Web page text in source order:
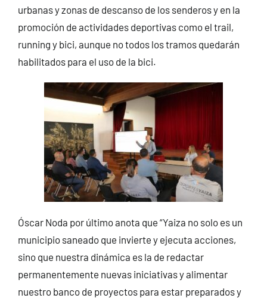
urbanas y zonas de descanso de los senderos y en la
promoción de actividades deportivas como el trail,
running y bici, aunque no todos los tramos quedarán
habilitados para el uso de la bici.
Óscar Noda por último anota que “Yaiza no solo es un
municipio saneado que invierte y ejecuta acciones,
sino que nuestra dinámica es la de redactar
permanentemente nuevas iniciativas y alimentar
nuestro banco de proyectos para estar preparados y